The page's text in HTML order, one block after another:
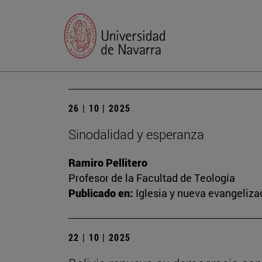
26 | 10 | 2025
Sinodalidad y esperanza
Ramiro Pellitero
Profesor de la Facultad de Teología
Publicado en: Iglesia y nueva
22 | 10 | 2025